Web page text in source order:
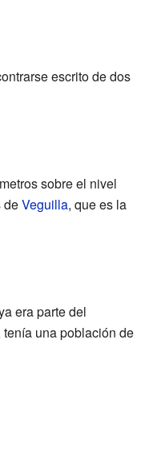
escrito de dos
sobre el nivel
deVeguilla, que es la
era parte del
una población de